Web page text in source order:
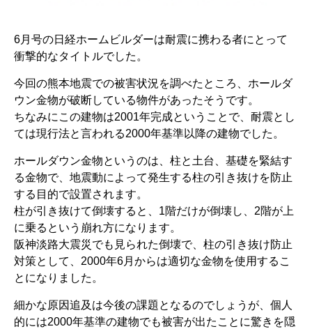
6月号の日経ホームビルダーは耐震に携わる者にとって
衝撃的なタイトルでした。
今回の熊本地震での被害状況を調べたところ、ホールダ
ウン金物が破断している物件があったそうです。
ちなみにこの建物は2001年完成ということで、耐震とし
ては現行法と言われる2000年基準以降の建物でした。
ホールダウン金物というのは、柱と土台、基礎を緊結す
る金物で、地震動によって発生する柱の引き抜けを防止
する目的で設置されます。
柱が引き抜けて倒壊すると、1階だけが倒壊し、2階が上
に乗るという崩れ方になります。
阪神淡路大震災でも見られた倒壊で、柱の引き抜け防止
対策として、2000年6月からは適切な金物を使用するこ
とになりました。
細かな原因追及は今後の課題となるのでしょうが、個人
的には2000年基準の建物でも被害が出たことに驚きを隠